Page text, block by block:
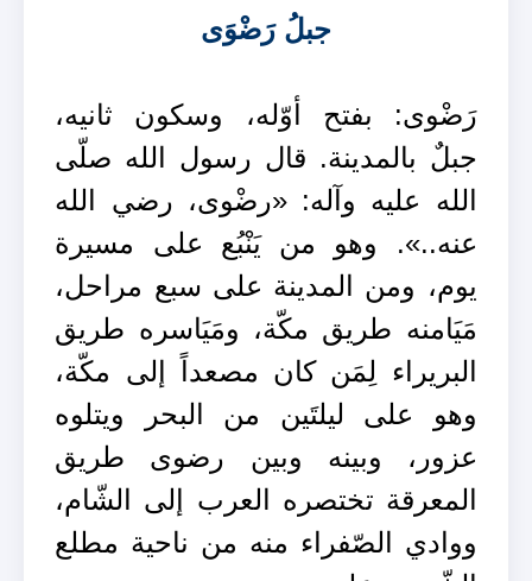
جبلُ رَضْوَى
رَضْوى: بفتح أوّله، وسكون ثانيه،
جبلٌ بالمدينة. قال رسول الله صلّى
الله عليه وآله: «رضْوى، رضي الله
عنه..». وهو من يَنْبُع على مسيرة
يوم، ومن المدينة على سبع مراحل،
مَيَامنه طريق مكّة، ومَيَاسره طريق
البريراء لِمَن كان مصعداً إلى مكّة،
وهو على ليلتَين من البحر ويتلوه
عزور، وبينه وبين رضوى طريق
المعرقة تختصره العرب إلى الشّام،
ووادي الصّفراء منه من ناحية مطلع